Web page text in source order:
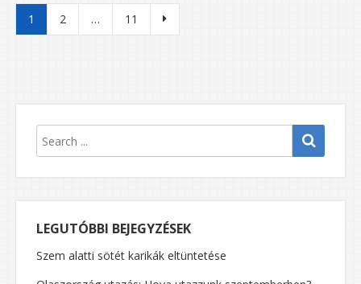
Bejegyzések lapozása
1 2 … 11
LEGUTÓBBI BEJEGYZÉSEK
Szem alatti sötét karikák eltüntetése